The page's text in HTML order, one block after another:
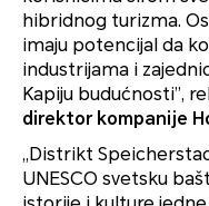
hibridnog turizma.
imaju potencijal da
industrijama i
Kapiju budućnosti”,
direktor kompanije
„Distrikt
UNESCO svetsku